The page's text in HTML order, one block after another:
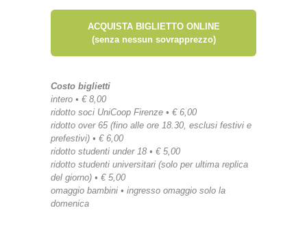
ACQUISTA BIGLIETTO ONLINE
(senza nessun sovrapprezzo)
Costo biglietti
intero • € 8,00
ridotto soci UniCoop Firenze • € 6,00
ridotto over 65 (fino alle ore 18.30, esclusi festivi e
prefestivi) • € 6,00
ridotto studenti under 18 • € 5,00
ridotto studenti universitari (solo per ultima replica
del giorno) • € 5,00
omaggio bambini • ingresso omaggio solo la
domenica